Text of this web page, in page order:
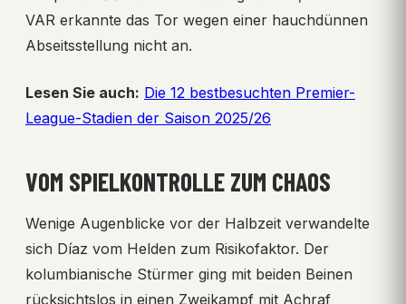
VAR erkannte das Tor wegen einer hauchdünnen
Abseitsstellung nicht an.
Lesen Sie auch: Die 12 bestbesuchten Premier-
League-Stadien der Saison 2025/26
VOM SPIELKONTROLLE ZUM CHAOS
Wenige Augenblicke vor der Halbzeit verwandelte
sich Díaz vom Helden zum Risikofaktor. Der
kolumbianische Stürmer ging mit beiden Beinen
rücksichtslos in einen Zweikampf mit Achraf